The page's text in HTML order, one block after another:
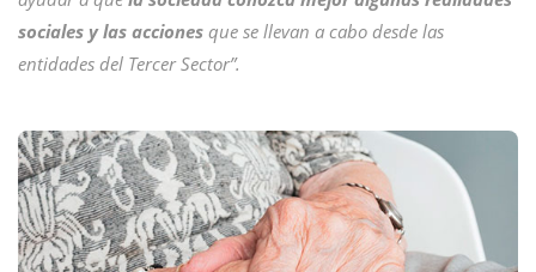
sociales y las acciones que se llevan a cabo desde las
entidades del Tercer Sector”.